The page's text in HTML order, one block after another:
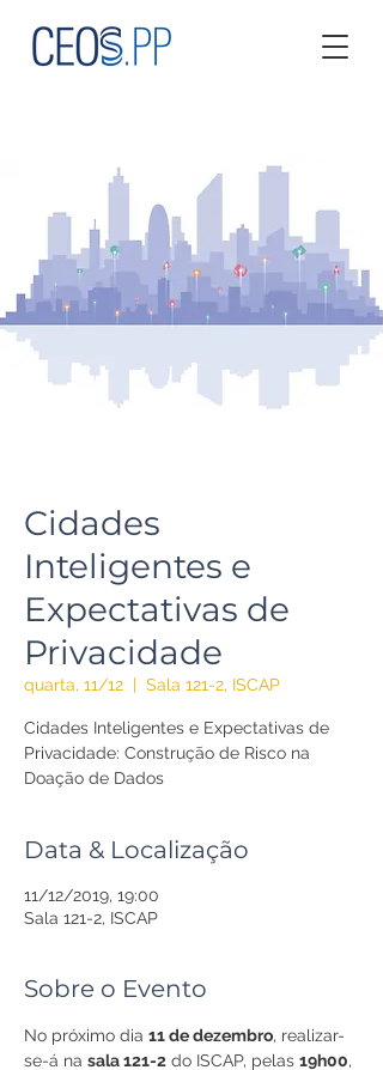
Cidades
Inteligentes e
Expectativas de
Privacidade
quarta, 11/12
  |
Sala 121-2, ISCAP
Cidades Inteligentes e Expectativas de
Privacidade: Construção de Risco na
Doação de Dados
Data & Localização
11/12/2019, 19:00
Sala 121-2, ISCAP
Sobre o Evento
No próximo dia 11 de dezembro, realizar-
se-á na sala 121-2 do ISCAP, pelas 19h00,